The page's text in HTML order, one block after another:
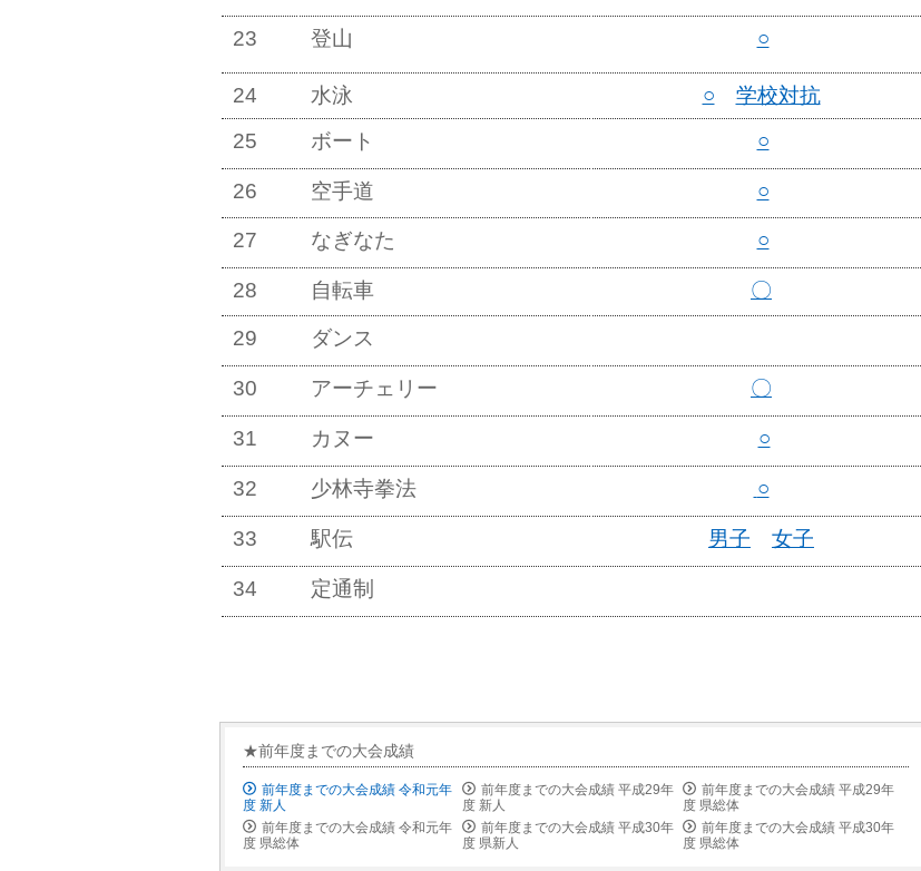
23 登山 ○
24 水泳 ○
学校対抗
25
ボート ○
26 空手道 ○
27 なぎなた ○
28 自転車 〇
29 ダンス
30 アーチェリー 〇
31 カヌー ○
32 少林寺拳法 ○
33 駅伝 男子 女子
34 定通制
★前年度までの大会成績
前年度までの大会成績 令和元年
度 新人
前年度までの大会成績 平成29年
度 新人
前年度までの大会成績 平成29年
度 県総体
前年度までの大会成績 令和元年
度 県総体
前年度までの大会成績 平成30年
度 県新人
前年度までの大会成績 平成30年
度 県総体